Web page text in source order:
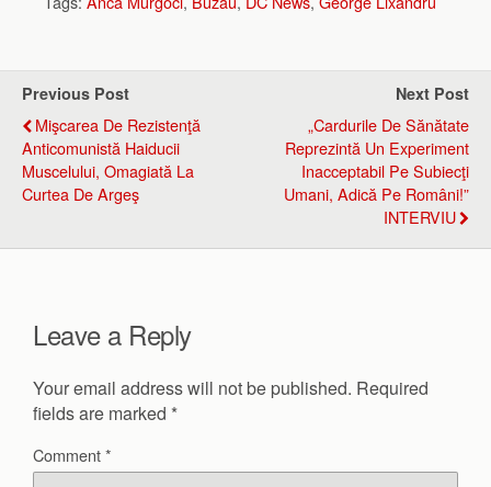
Previous Post
Mişcarea De Rezistenţă
Anticomunistă Haiducii
Muscelului, Omagiată La
Curtea De Argeş
Next Post
„Cardurile De Sănătate
Reprezintă Un Experiment
Inacceptabil Pe Subiecţi
Umani, Adică Pe Români!”
INTERVIU
Leave a Reply
Your email address will not be published. Required
fields are marked *
Comment*